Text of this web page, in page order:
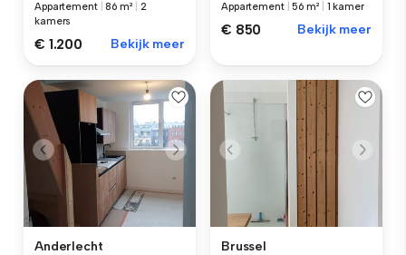
Appartement |86 m²
2
kamers
€ 1.200 Bekijk meer
Appartement |56 m² 1 kamer
€ 850 Bekijk meer
Anderlecht Brussel